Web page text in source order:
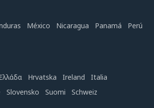
México Nicaragua Panamá
Perú
Hrvatska Ireland
Italia
Slovensko Suomi
Schweiz